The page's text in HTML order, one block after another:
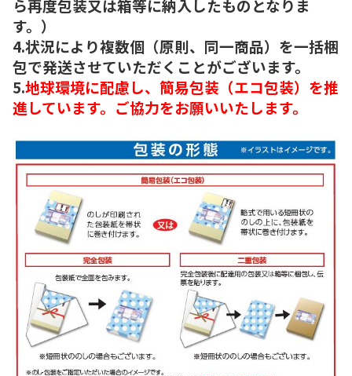
ら再度包装又は箱等に納入したものとなりま
す。）
4.状況により複数個（原則、同一商品）を一括梱
包で発送させていただくことがございます。
5.地球環境に配慮し、簡易包装（エコ包装）を推
進しています。ご協力をお願いいたします。